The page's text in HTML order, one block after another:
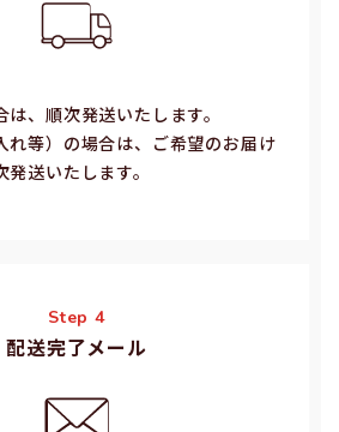
は、順次発送いたします。
れ等）の場合は、ご希望のお届け
送いたします。
Step 4
配送完了メール